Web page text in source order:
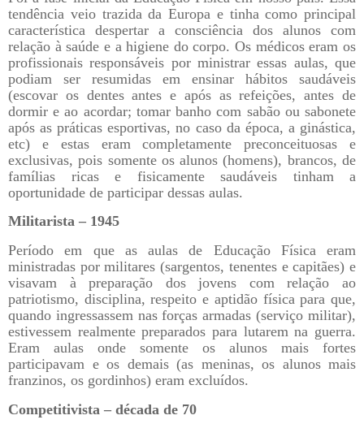
tendência veio trazida da Europa e tinha como principal
característica despertar a consciência dos alunos com
relação à saúde e a higiene do corpo. Os médicos eram os
profissionais responsáveis por ministrar essas aulas, que
podiam ser resumidas em ensinar hábitos saudáveis
(escovar os dentes antes e após as refeições, antes de
dormir e ao acordar; tomar banho com sabão ou sabonete
após as práticas esportivas, no caso da época, a ginástica,
etc) e estas eram completamente preconceituosas e
exclusivas, pois somente os alunos (homens), brancos, de
famílias ricas e fisicamente saudáveis tinham a
oportunidade de participar dessas aulas.
Militarista – 1945
Período em que as aulas de Educação Física eram
ministradas por militares (sargentos, tenentes e capitães) e
visavam à preparação dos jovens com relação ao
patriotismo, disciplina, respeito e aptidão física para que,
quando ingressassem nas forças armadas (serviço militar),
estivessem realmente preparados para lutarem na guerra.
Eram aulas onde somente os alunos mais fortes
participavam e os demais (as meninas, os alunos mais
franzinos, os gordinhos) eram excluídos.
Competitivista – década de 70